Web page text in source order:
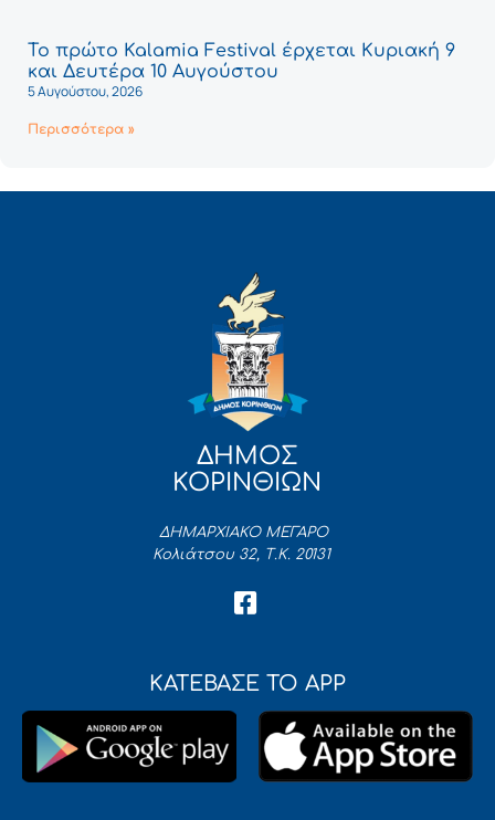
Το πρώτο Kalamia Festival έρχεται Κυριακή 9
και Δευτέρα 10 Αυγούστου
5 Αυγούστου, 2026
Περισσότερα »
ΔΗΜΟΣ
ΚΟΡΙΝΘΙΩΝ
ΔΗΜΑΡΧΙΑΚΟ ΜΕΓΑΡΟ
Κολιάτσου 32, Τ.Κ. 20131
ΚΑΤΕΒΑΣΕ ΤΟ APP